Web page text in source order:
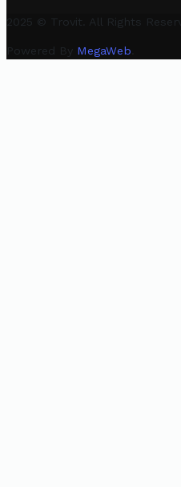
2025 © Trovit. All Rights
Powered By MegaWeb